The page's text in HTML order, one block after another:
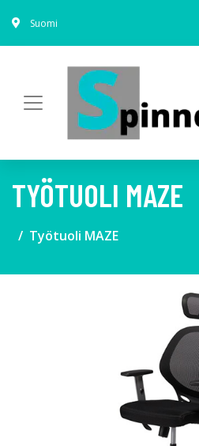
Suomi
TYÖTUOLI MAZE
Työtuoli MAZE